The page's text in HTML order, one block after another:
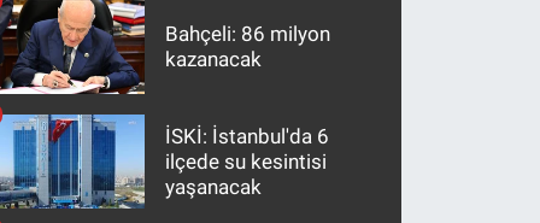
Bahçeli: 86 milyon
kazanacak
İSKİ: İstanbul'da 6
ilçede su kesintisi
yaşanacak